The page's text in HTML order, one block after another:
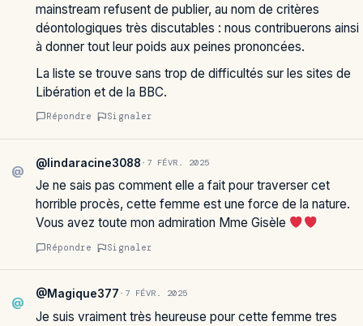
mainstream refusent de publier, au nom de critères
déontologiques très discutables : nous contribuerons ainsi
à donner tout leur poids aux peines prononcées.
La liste se trouve sans trop de difficultés sur les sites de
Libération et de la BBC.
Répondre Signaler
@
@lindaracine3088 · 7 FÉVR. 2025
Je ne sais pas comment elle a fait pour traverser cet
horrible procès, cette femme est une force de la nature.
Vous avez toute mon admiration Mme Gisèle
Répondre Signaler
@
@Magique377 · 7 FÉVR. 2025
Je suis vraiment très heureuse pour cette femme tres